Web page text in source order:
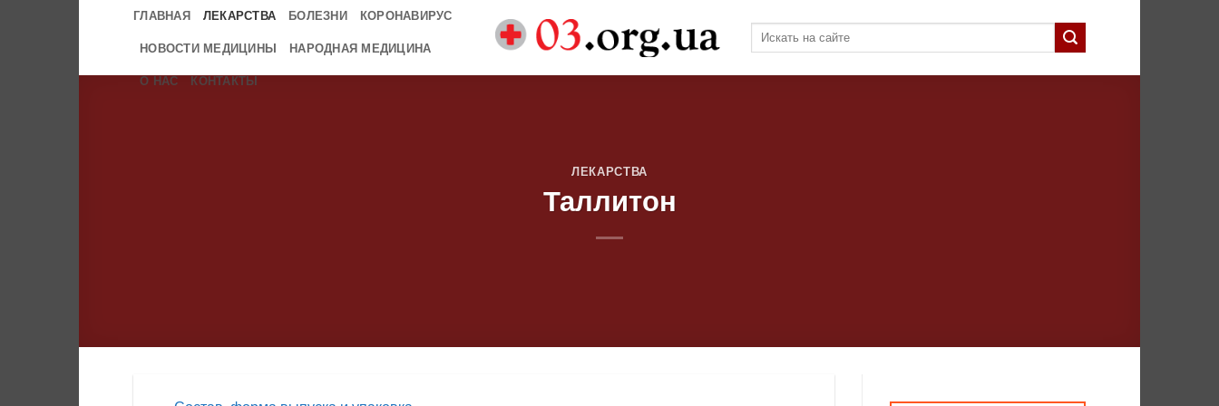
ГЛАВНАЯ ЛЕКАРСТВА БОЛЕЗНИ КОРОНАВИРУС
НОВОСТИ МЕДИЦИНЫ НАРОДНАЯ МЕДИЦИНА
О НАС КОНТАКТЫ
ЛЕКАРСТВА
Таллитон